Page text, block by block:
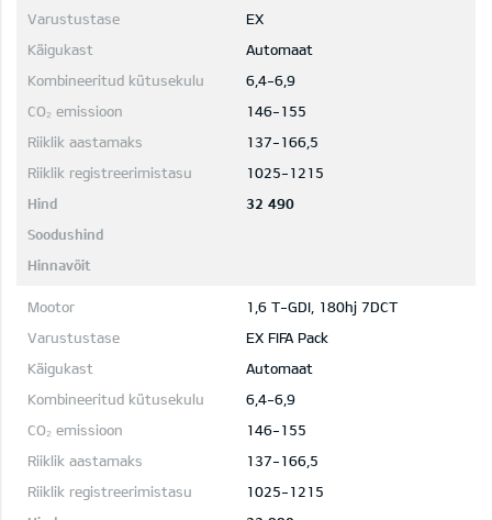
EX
Automaat
6,4-6,9
146-155
137-166,5
1025-1215
32 490
1,6 T-GDI, 180hj 7DCT
EX FIFA Pack
Automaat
6,4-6,9
146-155
137-166,5
1025-1215